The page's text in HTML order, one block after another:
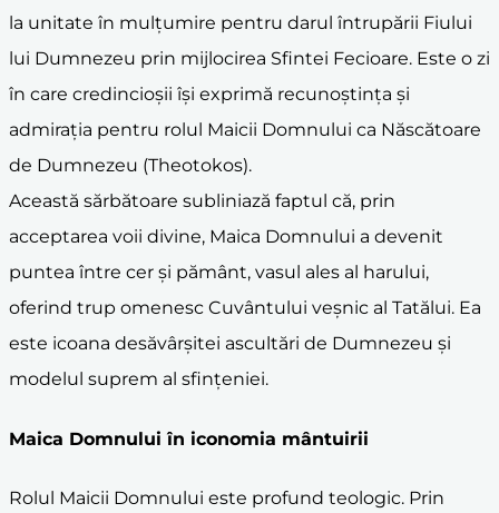
la unitate în mulțumire pentru darul întrupării Fiului
lui Dumnezeu prin mijlocirea Sfintei Fecioare. Este o zi
în care credincioșii își exprimă recunoștința și
admirația pentru rolul Maicii Domnului ca Născătoare
de Dumnezeu (Theotokos).
Această sărbătoare subliniază faptul că, prin
acceptarea voii divine, Maica Domnului a devenit
puntea între cer și pământ, vasul ales al harului,
oferind trup omenesc Cuvântului veșnic al Tatălui. Ea
este icoana desăvârșitei ascultări de Dumnezeu și
modelul suprem al sfințeniei.
Maica Domnului în iconomia mântuirii
Rolul Maicii Domnului este profund teologic. Prin